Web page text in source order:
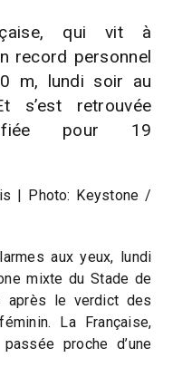
qui vit à
record personnel
m, lundi soir au
s’est retrouvée
pour 19
| Photo: Keystone /
aux yeux, lundi
mixte du Stade de
après le verdict des
La Française,
proche d’une